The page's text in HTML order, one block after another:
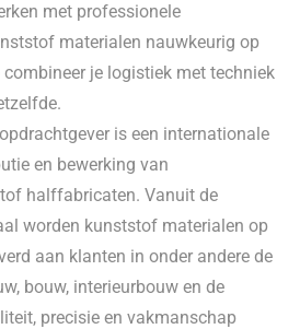
met professionele
materialen nauwkeurig op
je logistiek met techniek
is een internationale
en bewerking van
halffabricaten. Vanuit de
worden kunststof materialen op
aan klanten in onder andere de
bouw, interieurbouw en de
precisie en vakmanschap